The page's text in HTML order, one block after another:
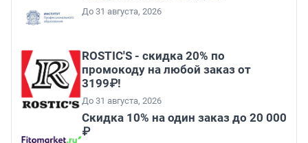
До 31 августа, 2026
ROSTIC'S - скидка 20% по
промокоду на любой заказ от
3199₽!
До 31 августа, 2026
Скидка 10% на один заказ до 20 000
₽